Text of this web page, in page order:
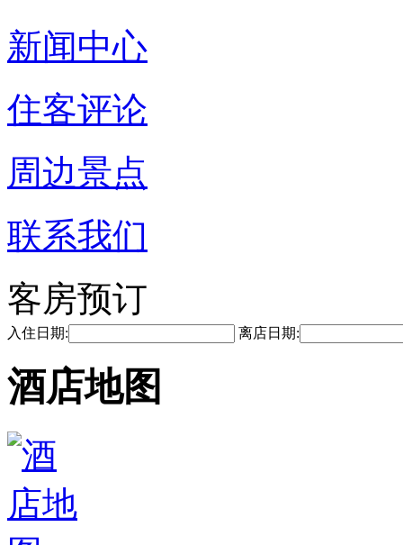
新闻中心
住客评论
周边景点
联系我们
客房预订
入住日期: 离店日期:
酒店地图